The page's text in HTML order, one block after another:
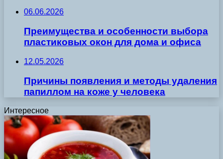
06.06.2026
Преимущества и особенности выбора
пластиковых окон для дома и офиса
12.05.2026
Причины появления и методы удаления
папиллом на коже у человека
Интересное